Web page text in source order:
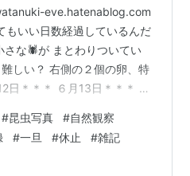
eve.hatenablog.com
もいい日数経過しているんだ
さな🕷️が まとわりついてい
しい？ 右側の２個の卵、特
日＊＊＊ ６月13日＊＊＊ 6
水やりしなくて済んだw ＊＊
アゲハチョウの卵が孵化す
ど ６月４日に左側の卵１個
#昆虫写真 #自然観察
#一旦 #休止 #雑記